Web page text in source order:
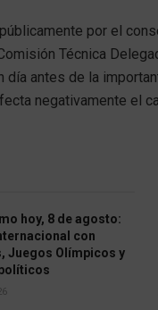
por el
Técnica
día antes de la
negativamente el
hoy, 8 de agosto:
con
Juegos Olímpicos y